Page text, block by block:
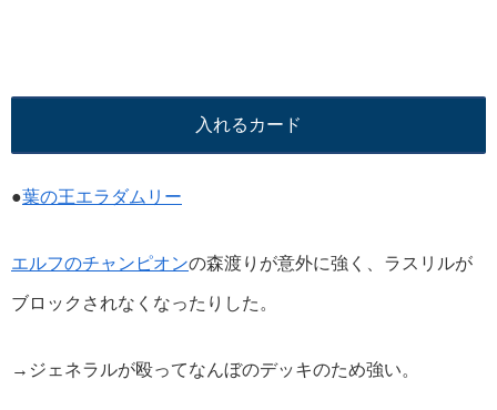
入れるカード
●葉の王エラダムリー
エルフのチャンピオンの森渡りが意外に強く、ラスリルが
ブロックされなくなったりした。
→ジェネラルが殴ってなんぼのデッキのため強い。